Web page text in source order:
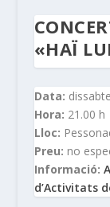
«HAÏ
Data:
Hora: 21.00 h
Lloc:
Preu: no
Informació:
d’Activitats